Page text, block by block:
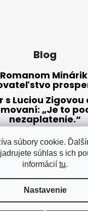
súbory cookie.
súhlas s ich
informácií tu.
Nastavenie
Blog
s Luciou
„Je to
nezaplatenie.“
ako sa pripraviť
sezónu
ARCHÍV